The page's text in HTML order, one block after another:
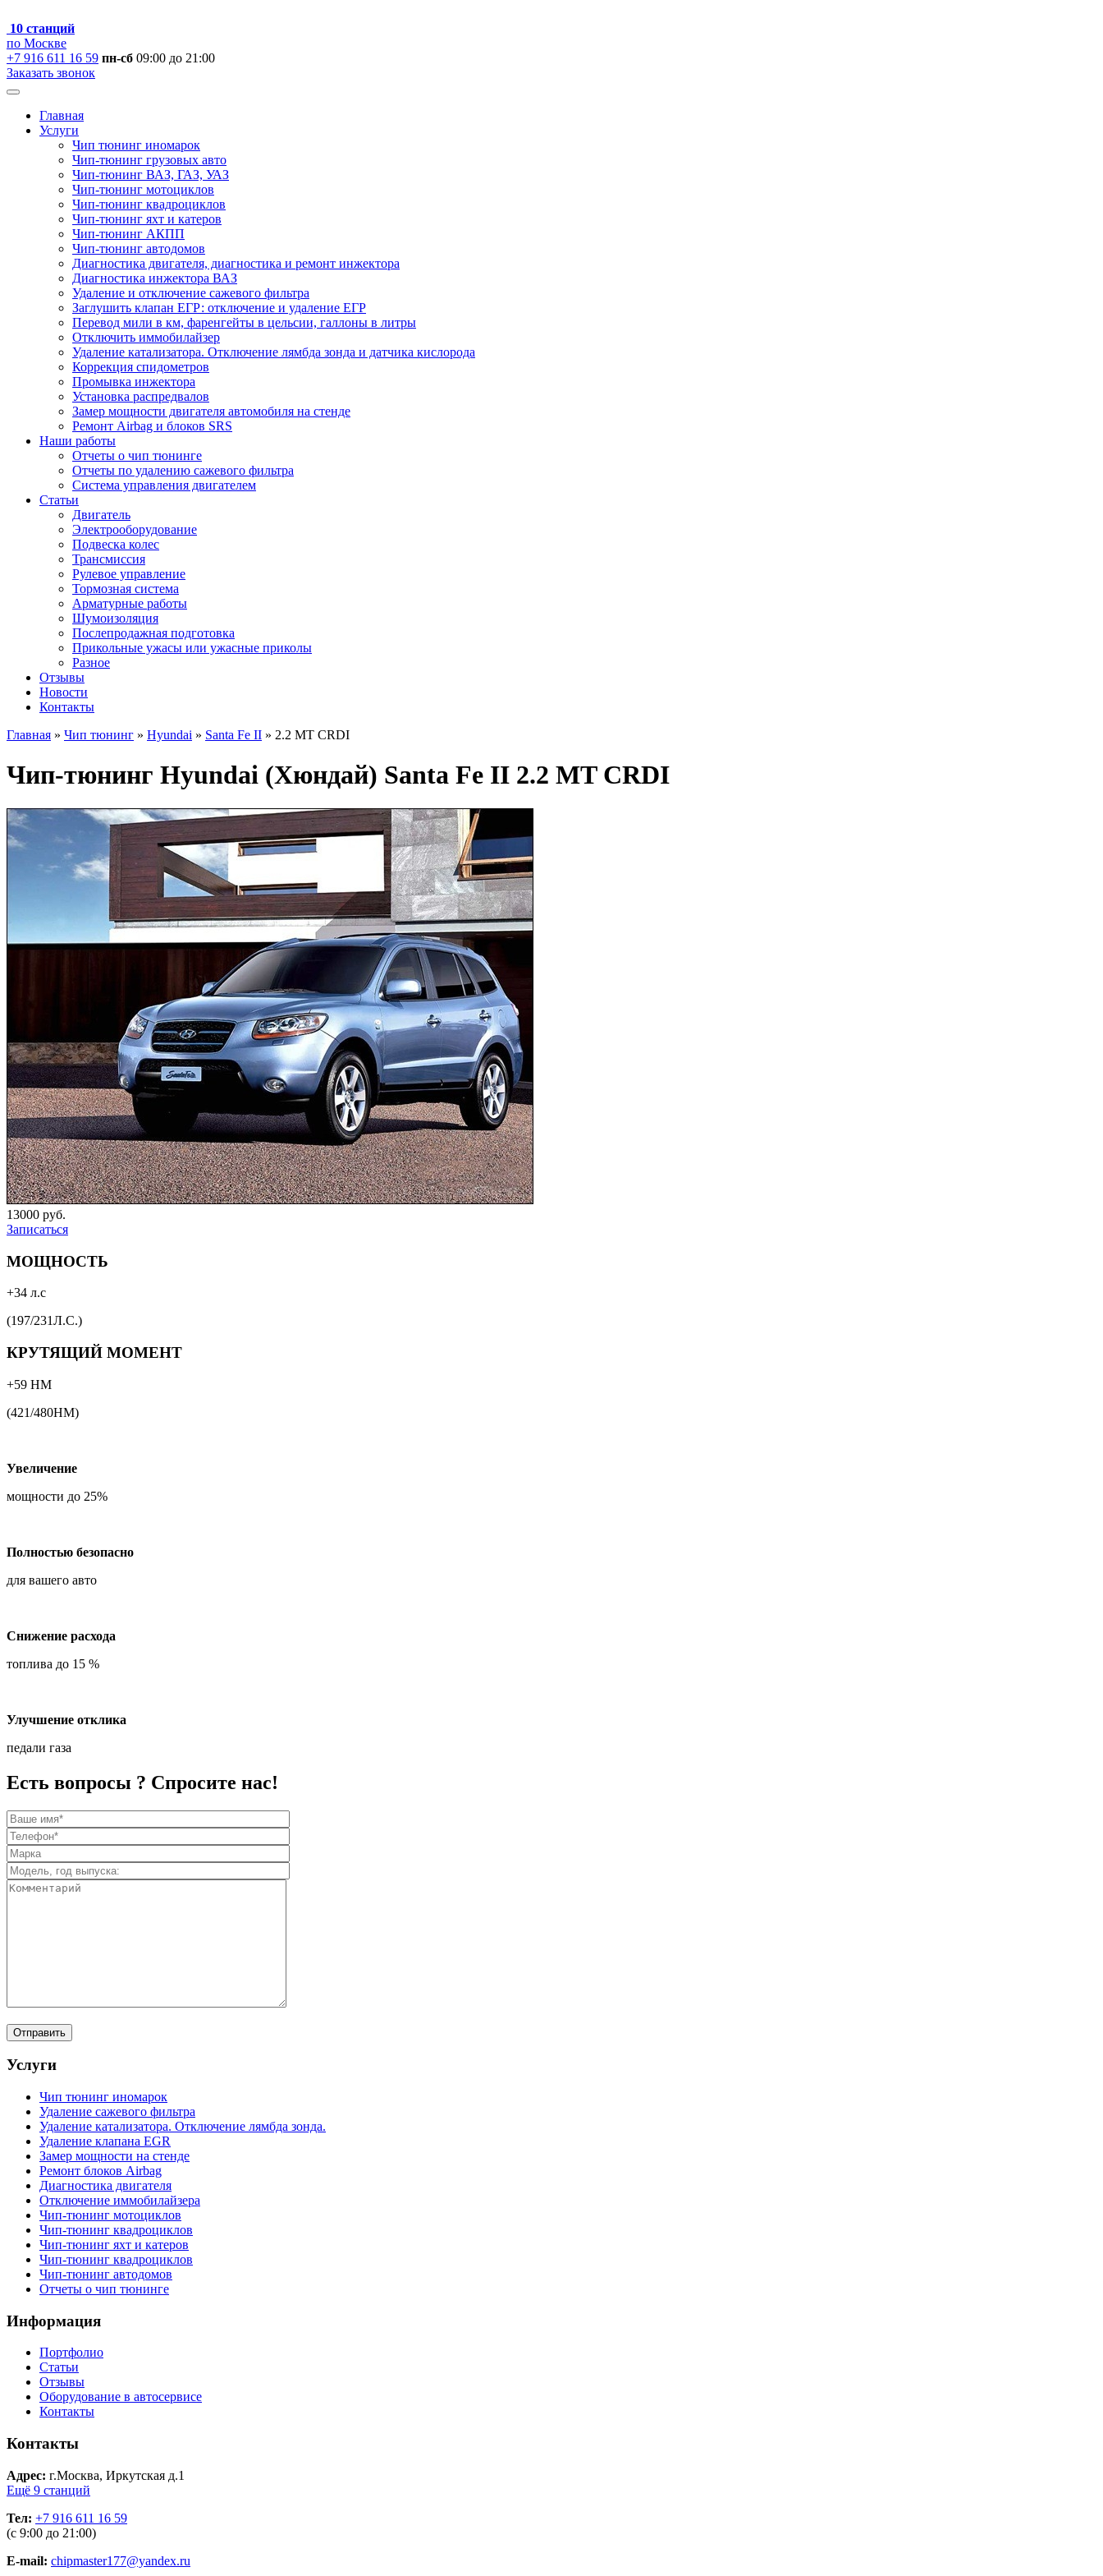
10 станций
по Москве
+7 916 611 16 59 пн-сб 09:00 до 21:00
Заказать звонок
Главная
Услуги
Чип тюнинг иномарок
Чип-тюнинг грузовых авто
Чип-тюнинг ВАЗ, ГАЗ, УАЗ
Чип-тюнинг мотоциклов
Чип-тюнинг квадроциклов
Чип-тюнинг яхт и катеров
Чип-тюнинг АКПП
Чип-тюнинг автодомов
Диагностика двигателя, диагностика и ремонт инжектора
Диагностика инжектора ВАЗ
Удаление и отключение сажевого фильтра
Заглушить клапан ЕГР: отключение и удаление ЕГР
Перевод мили в км, фаренгейты в цельсии, галлоны в литры
Отключить иммобилайзер
Удаление катализатора. Отключение лямбда зонда и датчика кислорода
Коррекция спидометров
Промывка инжектора
Установка распредвалов
Замер мощности двигателя автомобиля на стенде
Ремонт Airbag и блоков SRS
Наши работы
Отчеты о чип тюнинге
Отчеты по удалению сажевого фильтра
Система управления двигателем
Статьи
Двигатель
Электрооборудование
Подвеска колес
Трансмиссия
Рулевое управление
Тормозная система
Арматурные работы
Шумоизоляция
Послепродажная подготовка
Прикольные ужасы или ужасные приколы
Разное
Отзывы
Новости
Контакты
Главная » Чип тюнинг » Hyundai » Santa Fe II » 2.2 MT CRDI
Чип-тюнинг Hyundai (Хюндай) Santa Fe II 2.2 MT CRDI
13000 руб.
Записаться
МОЩНОСТЬ
+34 л.с
(197/231Л.С.)
КРУТЯЩИЙ МОМЕНТ
+59 НМ
(421/480НМ)
Увеличение
мощности до 25%
Полностью безопасно
для вашего авто
Снижение расхода
топлива до 15 %
Улучшение отклика
педали газа
Есть вопросы ? Спросите нас!
Услуги
Чип тюнинг иномарок
Удаление сажевого фильтра
Удаление катализатора. Отключение лямбда зонда.
Удаление клапана EGR
Замер мощности на стенде
Ремонт блоков Airbag
Диагностика двигателя
Отключение иммобилайзера
Чип-тюнинг мотоциклов
Чип-тюнинг квадроциклов
Чип-тюнинг яхт и катеров
Чип-тюнинг квадроциклов
Чип-тюнинг автодомов
Отчеты о чип тюнинге
Информация
Портфолио
Статьи
Отзывы
Оборудование в автосервисе
Контакты
Контакты
Адрес: г.Москва, Иркутская д.1
Ещё 9 станций
Тел: +7 916 611 16 59
(с 9:00 до 21:00)
E-mail: chipmaster177@yandex.ru